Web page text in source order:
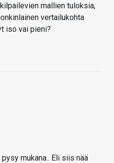
mallien tuloksia,
vertailukohta
iso vai pieni?
mukana.. Eli siis nää